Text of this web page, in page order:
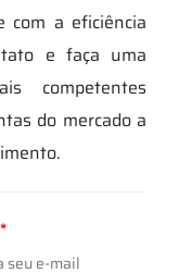
com a eficiência
e faça uma
competentes
do mercado a
*